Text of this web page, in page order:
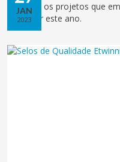
JAN
2023
Conheça os projetos que
participar este ano.